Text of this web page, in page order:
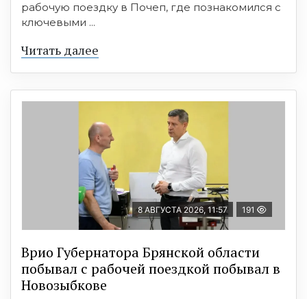
рабочую поездку в Почеп, где познакомился с
ключевыми ...
Читать далее
8 АВГУСТА 2026, 11:57 191
Врио Губернатора Брянской области
побывал с рабочей поездкой побывал в
Новозыбкове